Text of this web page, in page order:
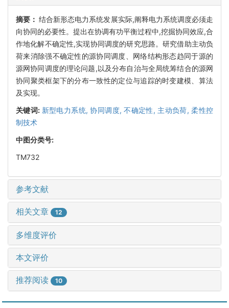
摘要：结合新形态电力系统发展实际,阐释电力系统调度必须走
向协同的必要性。提出在协调有功平衡过程中,挖掘协同效应,合
作地化解不确定性,实现协同调度的研究思路。研究借助主动负
荷来消除强不确定性的源协同调度、网络结构形态趋同于源的
源网协同调度的理论问题,以及分布自治与全局统筹结合的源网
协同聚类框架下的分布一致性的定位与追踪的时变建模、算法
及实现。
关键词: 新型电力系统,协同调度,不确定性, 主动负荷,柔性控
制技术
中图分类号:
TM732
参考文献
相关文章 12
多维度评价
本文评价
推荐阅读 10